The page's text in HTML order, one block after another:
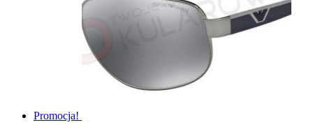
Promocja!